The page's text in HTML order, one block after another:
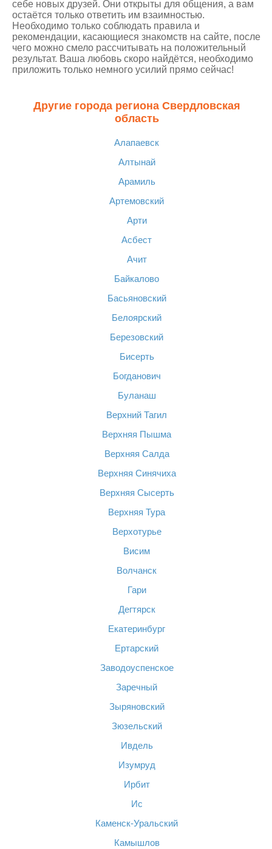
себе новых друзей. Они открыты для общения, а вам
остаётся только ответить им взаимностью.
Необходимо только соблюдать правила и
рекомендации, касающиеся знакомств на сайте, после
чего можно смело рассчитывать на положительный
результат. Ваша любовь скоро найдётся, необходимо
приложить только немного усилий прямо сейчас!
Другие города региона Свердловская
область
Алапаевск
Алтынай
Арамиль
Артемовский
Арти
Асбест
Ачит
Байкалово
Басьяновский
Белоярский
Березовский
Бисерть
Богданович
Буланаш
Верхний Тагил
Верхняя Пышма
Верхняя Салда
Верхняя Синячиха
Верхняя Сысерть
Верхняя Тура
Верхотурье
Висим
Волчанск
Гари
Дегтярск
Екатеринбург
Ертарский
Заводоуспенское
Заречный
Зыряновский
Зюзельский
Ивдель
Изумруд
Ирбит
Ис
Каменск-Уральский
Камышлов